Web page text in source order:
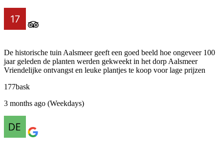
De historische tuin Aalsmeer geeft een goed beeld hoe ongeveer 100
jaar geleden de planten werden gekweekt in het dorp Aalsmeer
Vriendelijke ontvangst en leuke plantjes te koop voor lage prijzen
177bask
3 months ago (Weekdays)